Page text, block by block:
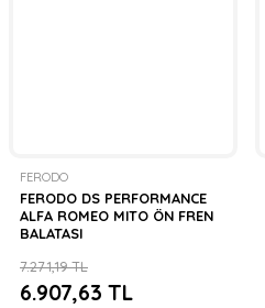
FERODO
FERODO DS PERFORMANCE
ALFA ROMEO MITO ÖN FREN
BALATASI
6.907,63 TL
7.271,19 TL